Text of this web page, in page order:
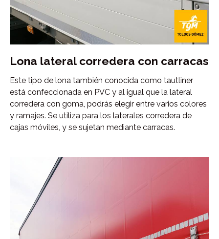
Lona lateral corredera con carracas
Este tipo de lona también conocida como tautliner
está confeccionada en PVC y al igual que la lateral
corredera con goma, podrás elegir entre varios colores
y ramajes. Se utiliza para los laterales corredera de
cajas móviles, y se sujetan mediante carracas.